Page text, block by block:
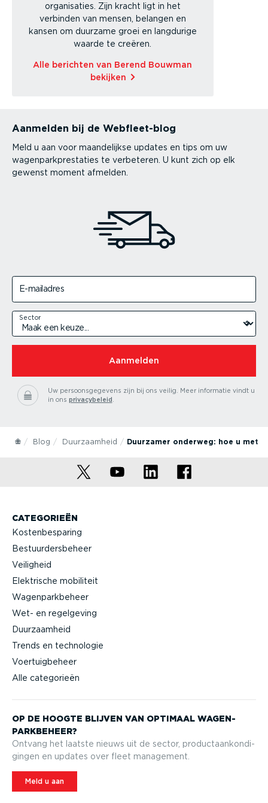
organisaties. Zijn kracht ligt in het
verbinden van mensen, belangen en
kansen om duurzame groei en langdurige
waarde te creëren.
Alle berichten van Berend Bouwman
bekijken
Aanmelden bij de Webfleet-blog
Meld u aan voor maandelijkse updates en tips om uw
wagenparkprestaties te verbeteren. U kunt zich op elk
gewenst moment afmelden.
E-mailadres
Sector
Aanmelden
Uw persoonsgegevens zijn bij ons veilig. Meer informatie vindt u
in ons privacybeleid .
Blog Duurzaamheid Duurzamer onderweg: hoe u met
CATEGORIEËN
Kostenbesparing
Bestuurdersbeheer
Veiligheid
Elektrische mobiliteit
Wagenparkbeheer
Wet- en regelgeving
Duurzaamheid
Trends en technologie
Voertuigbeheer
Alle categorieën
OP DE HOOGTE BLIJVEN VAN OPTIMAAL WAGEN­
PARK­BEHEER?
Ontvang het laatste nieuws uit de sector, product­aan­kon­di­
gingen en updates over fleet management.
Meld u aan